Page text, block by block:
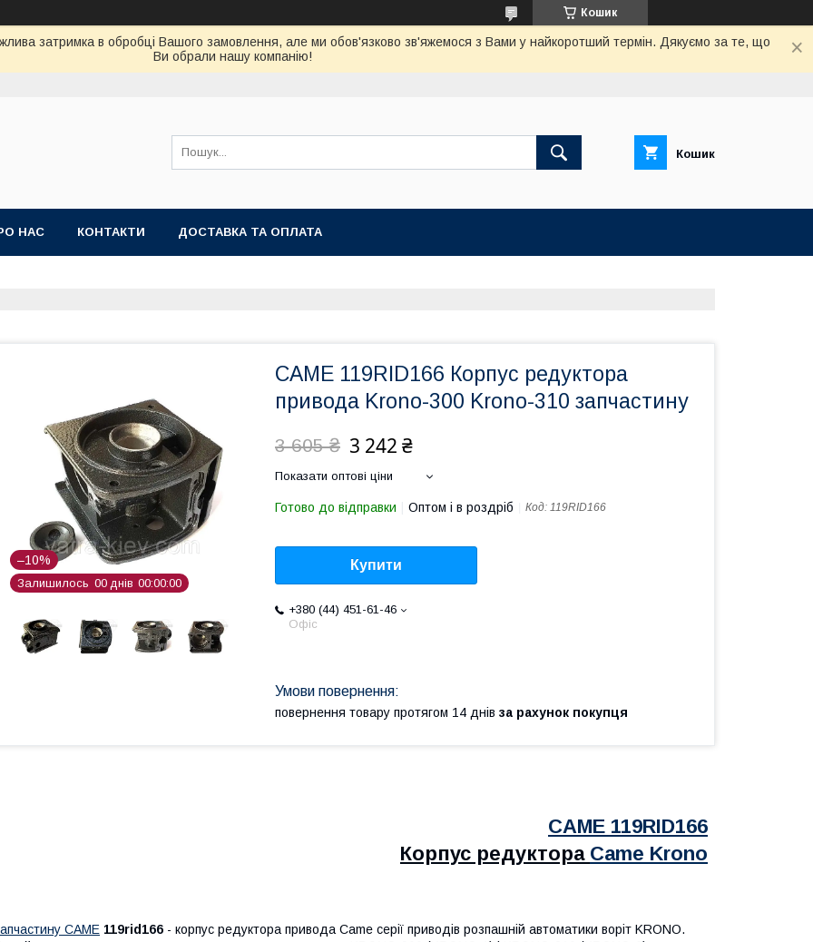
Кошик
затримка в обробці Вашого замовлення, але ми обов'язково зв'яжемося з Вами у найкоротший термін. Дякуємо за те, що
Ви обрали нашу компанію!
Кошик
НАС КОНТАКТИ ДОСТАВКА ТА ОПЛАТА
–10%
Залишилось 00 днів 00 00 00
CAME 119RID166 Корпус редуктора
привода Krono-300 Krono-310 запчастину
3 605 ₴ 3 242 ₴
Показати оптові ціни
Готово до відправки Оптом і в роздріб Код: 119RID166
Купити
+380 (44) 451-61-46
Офіс
повернення товару протягом 14 днів за рахунок покупця
CAME 119RID166
Корпус редуктора Came Krono
CAME 119rid166 - корпус редуктора привода Came серії приводів розпашній автоматики воріт KRONO.